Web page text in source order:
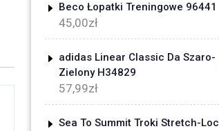
Beco Łopatki Treningowe 96441
45,00zł
adidas Linear Classic Da Szaro-
Zielony H34829
57,99zł
Sea To Summit Troki Stretch-Loc